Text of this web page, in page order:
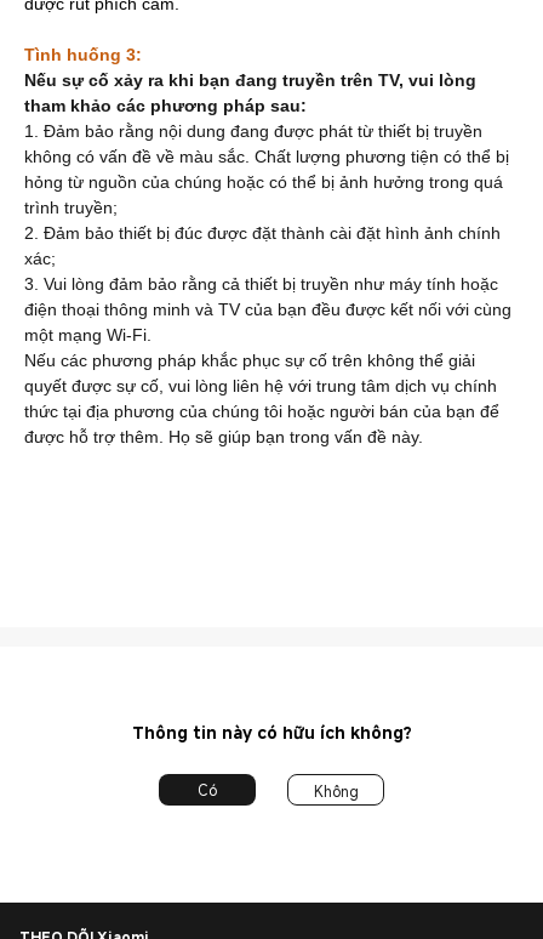
Tình huống 3:
Nếu sự cố xảy ra khi bạn đang truyền trên TV, vui lòng
tham khảo các phương pháp sau:
1. Đảm bảo rằng nội dung đang được phát từ thiết bị truyền
không có vấn đề về màu sắc. Chất lượng phương tiện có thể bị
hỏng từ nguồn của chúng hoặc có thể bị ảnh hưởng trong quá
trình truyền;
2. Đảm bảo thiết bị đúc được đặt thành cài đặt hình ảnh chính
xác;
3. Vui lòng đảm bảo rằng cả thiết bị truyền như máy tính hoặc
điện thoại thông minh và TV của bạn đều được kết nối với cùng
một mạng Wi-Fi.
Nếu các phương pháp khắc phục sự cố trên không thể giải
quyết được sự cố, vui lòng liên hệ với trung tâm dịch vụ chính
thức tại địa phương của chúng tôi hoặc người bán của bạn để
được hỗ trợ thêm. Họ sẽ giúp bạn trong vấn đề này.
Thông tin này có hữu ích không?
Có Không